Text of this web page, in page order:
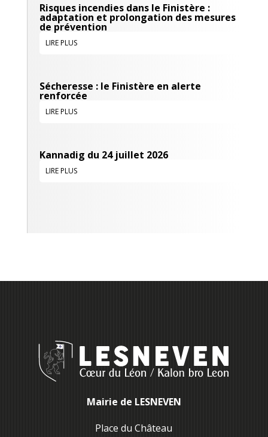
Risques incendies dans le Finistère :
adaptation et prolongation des mesures
de prévention
LIRE PLUS
Sécheresse : le Finistère en alerte
renforcée
LIRE PLUS
Kannadig du 24 juillet 2026
LIRE PLUS
Mairie de LESNEVEN
Place du Château